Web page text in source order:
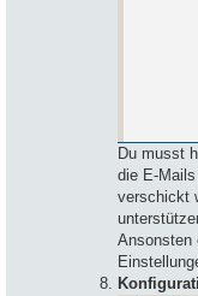
Du musst
die E-
verschickt
Ansonsten